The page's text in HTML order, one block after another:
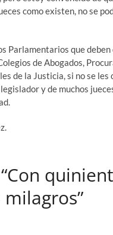
como existen, no se
Parlamentarios que
de Abogados,
de la Justicia, si no se
y de muchos